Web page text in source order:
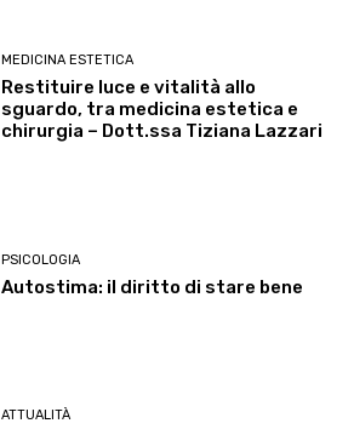
MEDICINA ESTETICA
Restituire luce e vitalità allo
sguardo, tra medicina estetica e
chirurgia – Dott.ssa Tiziana Lazzari
PSICOLOGIA
Autostima: il diritto di stare bene
ATTUALITÀ